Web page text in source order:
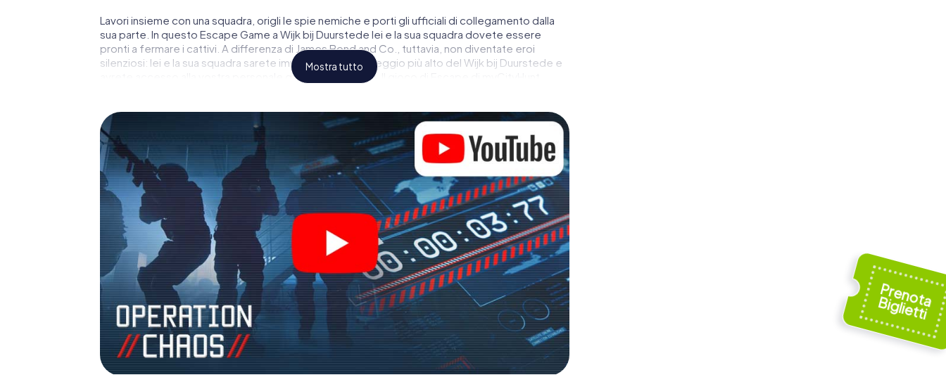
Lavori insieme con una squadra, origli le spie nemiche e porti gli ufficiali di collegamento dalla
sua parte. In questo Escape Game a Wijk bij Duurstede lei e la sua squadra dovete essere
pronti a fermare i cattivi. A differenza di James Bond and Co., tuttavia, non diventate eroi
silenziosi: lei e la sua squadra sarete immortalati nel punteggio più alto del Wijk bij Duurstede e
avrete accesso alla vostra personale galleria di immagini. Il gioco di Escape di myCityHunt
all'aperto!
Mostra tutto